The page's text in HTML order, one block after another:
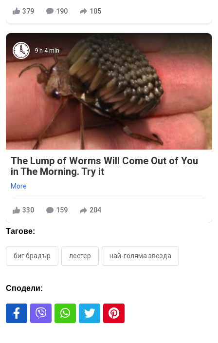
379 190 105
9 h 4 min
The Lump of Worms Will Come Out of You
in The Morning. Try it
More
330 159 204
Тагове:
биг брадър лестер най-голяма звезда
Сподели: